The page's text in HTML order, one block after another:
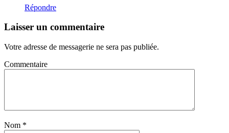
Répondre
Laisser un commentaire
Votre adresse de messagerie ne sera pas publiée.
Commentaire
Nom *